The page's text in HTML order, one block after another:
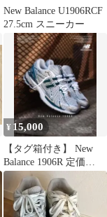
New Balance U1906RCF
27.5cm スニーカー
¥ 15,000
【タグ箱付き】 New
Balance 1906R 定価
19,800円